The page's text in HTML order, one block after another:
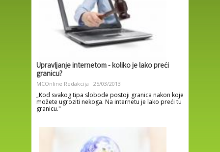
Upravljanje internetom - koliko je lako preći
granicu?
MCOnline Redakcija 25/03/2013
„Kod svakog tipa slobode postoji granica nakon koje
možete ugroziti nekoga. Na internetu je lako preći tu
granicu."